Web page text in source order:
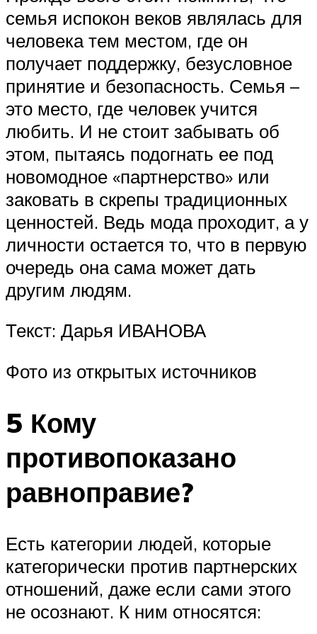
семья испокон веков являлась для
человека тем местом, где он
получает поддержку, безусловное
принятие и безопасность. Семья –
это место, где человек учится
любить. И не стоит забывать об
этом, пытаясь подогнать ее под
новомодное «партнерство» или
заковать в скрепы традиционных
ценностей. Ведь мода проходит, а у
личности остается то, что в первую
очередь она сама может дать
другим людям.
Текст: Дарья ИВАНОВА
Фото из открытых источников
5 Кому
противопоказано
равноправие?
Есть категории людей, которые
категорически против партнерских
отношений, даже если сами этого
не осознают. К ним относятся: